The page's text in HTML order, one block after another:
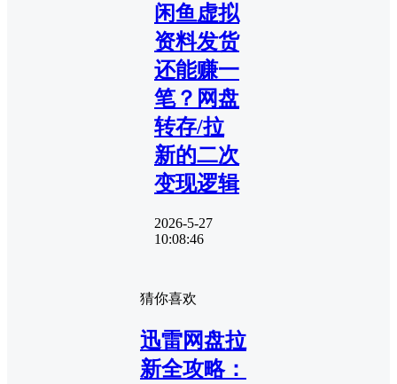
闲鱼虚拟
资料发货
还能赚一
笔？网盘
转存/拉
新的二次
变现逻辑
2026-5-27
10:08:46
猜你喜欢
迅雷网盘拉
新全攻略：